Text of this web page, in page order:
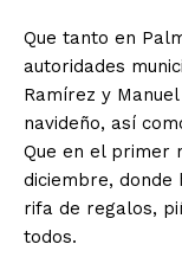
Que tanto en
autoridades
Ramírez y
navideño, así
Que en el primer
diciembre, donde
rifa de regalos,
todos.